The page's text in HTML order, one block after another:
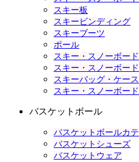
スキー板
スキービンディング
スキーブーツ
ポール
スキー・スノーボー
スキー・スノーボー
スキーバッグ・ケース
スキー・スノーボー
バスケットボール
バスケットボールカ
バスケットシューズ
バスケットウェア